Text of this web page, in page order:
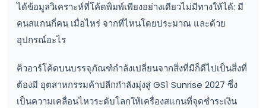
ได้ข้อมูลวิเคราะห์ที่โค้ดพิมพ์เพียงอย่างเดียวไม่มีทางให้ได้: มี
คนสแกนกี่คน เมื่อไหร่ จากที่ไหนโดยประมาณ และด้วย
อุปกรณ์อะไร
คิวอาร์โค้ดบนบรรจุภัณฑ์กำลังเปลี่ยนจากสิ่งที่มีก็ดีไปเป็นสิ่งที่
ต้องมี อุตสาหกรรมค้าปลีกกำลังมุ่งสู่ GS1 Sunrise 2027 ซึ่ง
เป็นความเคลื่อนไหวระดับโลกให้เครื่องสแกนที่จุดชำระเงิน